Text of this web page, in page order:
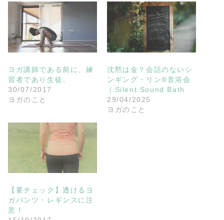
ヨガ講師である前に、練
習者であり生徒。
30/07/2017
ヨガのこと
沈黙は金？会話のないシ
ンギング・リン®︎音浴会
｜Silent Sound Bath
29/04/2025
ヨガのこと
【要チェック】透けるヨ
ガパンツ・レギンスに注
意！